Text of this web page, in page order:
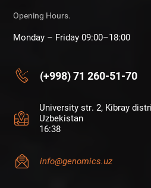
Opening Hours.
Monday – Friday 09:00–18:00
(+998) 71 260-51-70
University str. 2, Kibray
Uzbekistan
16:38
info@genomics.uz